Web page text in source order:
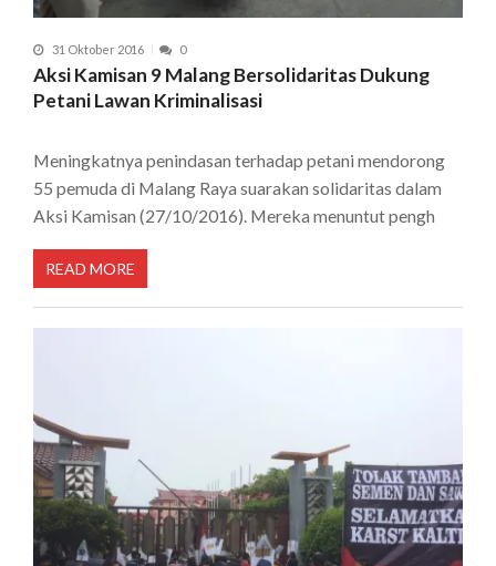
31 Oktober 2016 0
Aksi Kamisan 9 Malang Bersolidaritas Dukung
Petani Lawan Kriminalisasi
Meningkatnya penindasan terhadap petani mendorong
55 pemuda di Malang Raya suarakan solidaritas dalam
Aksi Kamisan (27/10/2016). Mereka menuntut pengh
READ MORE